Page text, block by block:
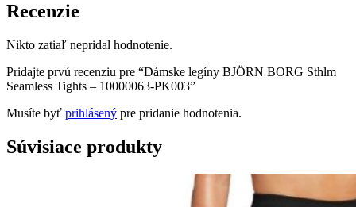
Recenzie
Nikto zatiaľ nepridal hodnotenie.
Pridajte prvú recenziu pre “Dámske legíny BJÖRN BORG Sthlm
Seamless Tights – 10000063-PK003”
Musíte byť prihlásený pre pridanie hodnotenia.
Súvisiace produkty